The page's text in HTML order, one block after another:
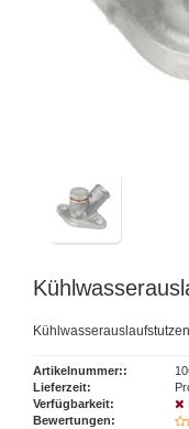
Artikelnummer::
Lieferzeit:
Verfügbarkeit:
Bewertungen: